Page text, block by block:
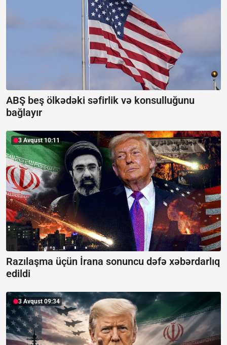
ABŞ beş ölkədəki səfirlik və konsulluğunu
bağlayır
3 Avqust 10:11
Razılaşma üçün İrana sonuncu dəfə xəbərdarlıq
edildi
3 Avqust 09:34